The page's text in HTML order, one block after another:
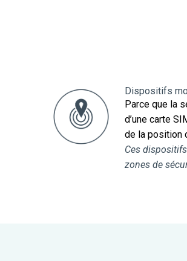
Dispositifs
Parce que la
d’une carte
de la position
Ces
zones de